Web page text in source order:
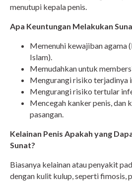
menutupi kepala penis.
Apa Keuntungan Melakukan
Memenuhi kewajiban agama
Islam).
Memudahkan untuk
Mengurangi risiko terjadinya
Mengurangi risiko tertular
Mencegah kanker penis, dan
pasangan.
Kelainan Penis Apakah yang
Sunat?
Biasanya kelainan atau penyakit
dengan kulit kulup, seperti fimosis,